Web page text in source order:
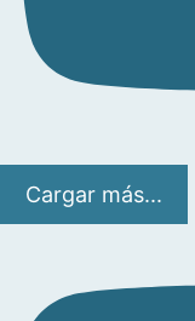
Cargar más...